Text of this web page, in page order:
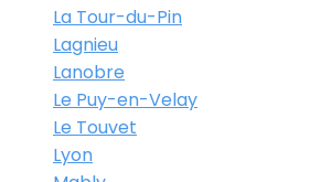
La Tour-du-Pin
Lagnieu
Lanobre
Le Puy-en-Velay
Le Touvet
Lyon